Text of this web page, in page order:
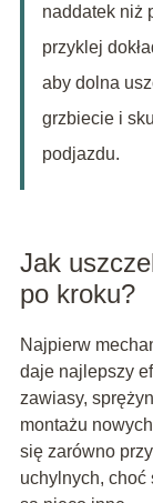
naddatek niż
przyklej
aby dolna
grzbiecie i
podjazdu.
Jak
po kroku?
Najpierw
daje najlepszy
zawiasy,
montażu
się zarówno
uchylnych, choć